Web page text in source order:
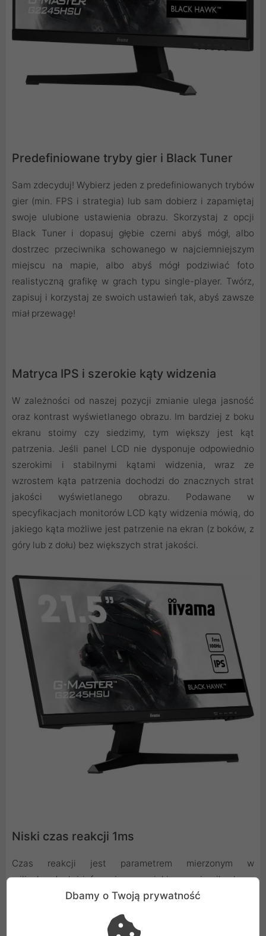
Predefiniowane tryby gier i Black Tuner
Sam zdecyduj! Wybierz jeden z predefiniowanych trybów
gier (min. FPS i strategia) lub sam dobierz i zapamiętaj
swoje ulubione ustawienia obrazu. Skorzystaj z opcji
Black Tuner i dopasuj głębie czerni abyś mógł, albo
dostrzec przeciwnika schowanego w najciemniejszym
miejscu na mapie, albo abyś mógł podziwiać foto
realistyczną grafikę w grach typu single-player. Twórz,
zapisuj i korzystaj ze swoich ustawień tak, abyś zawsze
miał przewagę!
Matryca IPS i szerokie kąty widzenia
W zależności od naszej pozycji zmianie ulega jasność
oraz kontrast wyświetlanego obrazu. Im bardziej z boku
ekranu stoimy czy siedzimy, tym większy jest kąt
patrzenia. Jeśli panel LCD nie dysponuje odpowiednio
szerokimi i stabilnymi kątami widzenia, wraz ze
wzrostem kąta patrzenia dochodzi do znacznych strat
jakości wyświetlanego obrazu. Podawane w
specyfikacjach monitorów LCD kąty widzenia mówią, do
jakiego kąta możliwe jest patrzenie na ekran (z boków, z
góry lub z dołu) bez większych strat jakości.
Niski czas reakcji 1ms
Czas reakcji jest parametrem mierzonym w
milisekundach i informuje nas w jakim czasie piksele są
w stanie zmienić swój stan - czyli jak szybko są w stanie
wyświetlać kolejne klatki obrazu lub dokonywać zmiany
koloru. Szybki czas reakcji wraz z wysoką
Dbamy o Twoją prywatność